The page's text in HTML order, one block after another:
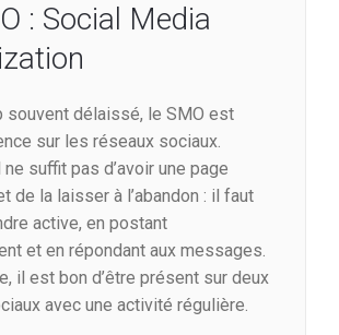
: Social Media
souvent délaissé, le SMO est
sur les réseaux sociaux.
suffit pas d’avoir une page
de la laisser à l’abandon : il faut
active, en postant
et en répondant aux messages.
il est bon d’être présent sur deux
avec une activité régulière.